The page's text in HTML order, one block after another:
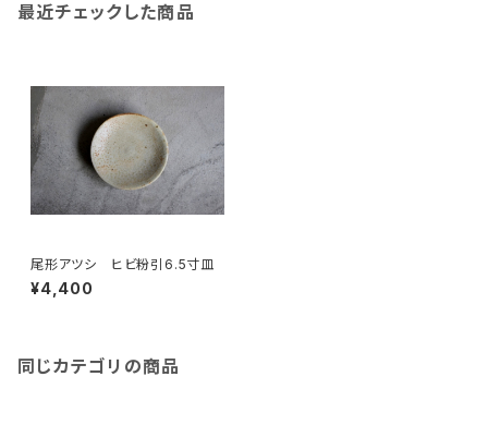
最近チェックした商品
尾形アツシ ヒビ粉引6.5寸皿
¥4,400
同じカテゴリの商品